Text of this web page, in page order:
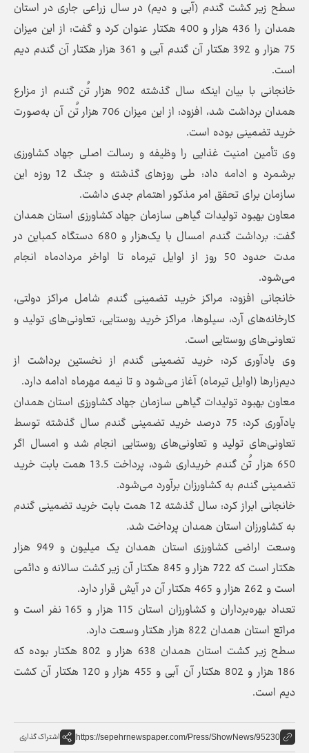
سطح زیر کشت گندم (آبی و دیم) در سال زراعی جاری در استان
همدان را 436 هزار و 400 هکتار عنوان کرد و گفت: از این میزان
75 هزار و 392 هکتار آن گندم آبی و 361 هزار هکتار آن گندم دیم
است.
خانجانی با بیان اینکه سال گذشته 902 هزار تُن گندم از مزارع
همدان برداشت شد، افزود: از این میزان 706 هزار تُن آن به‌صورت
خرید تضمینی بوده است.
وی تأمین امنیت غذایی را وظیفه و رسالت اصلی جهاد کشاورزی
برشمرد و ادامه داد: طی روزهای گذشته و جنگ 12 روزه این
سازمان برای تحقق امر مذکور اهتمام جدی داشت.
معاون بهبود تولیدات گیاهی سازمان جهاد کشاورزی استان همدان
گفت: برداشت گندم امسال با یک‌هزار و 680 دستگاه کمباین در
مدت حدود 50 روز از اوایل تیرماه تا اواخر مردادماه انجام
می‌شود.
خانجانی افزود: مراکز خرید تضمینی گندم شامل مراکز دولتی،
کارخانه‌های آرد، سیلوها، مراکز خرید روستایی، تعاونی‌های تولید و
تعاونی‌های روستایی است.
وی یادآوری کرد: خرید تضمینی گندم از نخستین برداشت از
دیم‌زارها (اوایل تیرماه) آغاز می‌شود و تا نیمه مهرماه ادامه دارد.
معاون بهبود تولیدات گیاهی سازمان جهاد کشاورزی استان همدان
یادآوری کرد: 75 درصد خرید تضمینی گندم سال گذشته توسط
تعاونی‌های تولید و تعاونی‌های روستایی انجام شد و امسال اگر
650 هزار تُن گندم خریداری شود، پرداخت 13.5 همت بابت خرید
تضمینی گندم به کشاورزان برآورد می‌شود.
خانجانی ابراز کرد: سال گذشته 12 همت بابت خرید تضمینی گندم
به کشاورزان استان همدان پرداخت شد.
وسعت اراضی کشاورزی استان همدان یک میلیون و 949 هزار
هکتار است که 722 هزار و 845 هکتار آن زیر کشت سالانه و دائمی
است و 262 هزار و 465 هکتار آن در آیش قرار دارد.
تعداد بهره‌برداران و کشاورزان استان 115 هزار و 165 نفر است و
مراتع استان همدان 822 هزار هکتار وسعت دارد.
سطح زیر کشت استان همدان 638 هزار و 802 هکتار بوده که
186 هزار و 802 هکتار آن آبی و 455 هزار و 120 هکتار آن کشت
دیم است.
https://sepehrnewspaper.com/Press/ShowNews/95230 اشتراک گذاری